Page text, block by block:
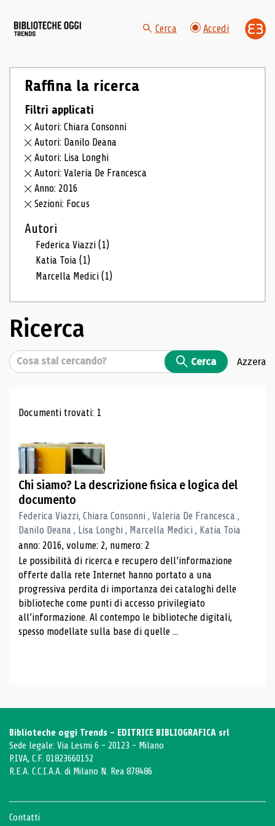
Cerca Accedi
Raffina la ricerca
Filtri applicati
Autori: Chiara Consonni
Autori: Danilo Deana
Autori: Lisa Longhi
Autori: Valeria De Francesca
Anno: 2016
Sezioni: Focus
Autori
Federica Viazzi(1)
Katia Toia(1)
Marcella Medici(1)
Ricerca
Cerca Cerca Azzera
Risultati di ricerca
Documenti trovati: 1
Chi siamo? La descrizione fisica e logica del
documento
Federica Viazzi, Chiara Consonni , Valeria De Francesca ,
Danilo Deana , Lisa Longhi , Marcella Medici , Katia Toia
anno: 2016, volume: 2, numero: 2
Le possibilità di ricerca e recupero dell’informazione
offerte dalla rete Internet hanno portato a una
progressiva perdita di importanza dei cataloghi delle
biblioteche come punti di accesso privilegiato
all’informazione. Al contempo le biblioteche digitali,
spesso modellate sulla base di quelle ...
Biblioteche oggi Trends - EDITRICE BIBLIOGRAFICA srl
Sede legale: Via Lesmi 6 - 20123 - Milano
P.IVA, C.F. 01823660152
R.E.A. C.C.I.A.A. di Milano N. Rea 878486
Contatti